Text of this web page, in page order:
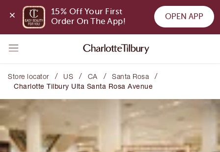
15% Off Your First
Order On The App!
OPEN APP
Store locator / US / CA / Santa Rosa /
Charlotte Tilbury Ulta Santa Rosa Avenue